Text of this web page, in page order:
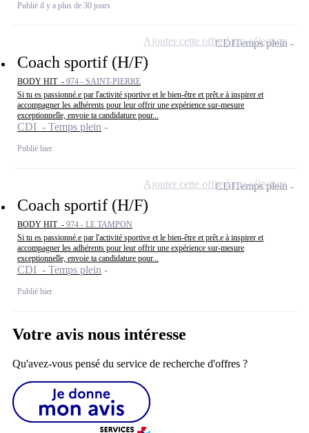
Publié il y a plus de 30 jours
Coach sportif (H/F)
BODY HIT - 974 - SAINT-PIERRE
Si tu es passionné.e par l'activité sportive et le bien-être et prêt.e à inspirer et
accompagner les adhérents pour leur offrir une expérience sur-mesure
exceptionnelle, envoie ta candidature pour...
CDI - Temps plein
Publié hier
CDITemps plein
Ajouter cette offre à ma sélection
Coach sportif (H/F)
BODY HIT - 974 - LE TAMPON
Si tu es passionné.e par l'activité sportive et le bien-être et prêt.e à inspirer et
accompagner les adhérents pour leur offrir une expérience sur-mesure
exceptionnelle, envoie ta candidature pour...
CDI - Temps plein
Publié hier
CDITemps plein
Ajouter cette offre à ma sélection
Votre avis nous intéresse
Qu'avez-vous pensé du service de recherche d'offres ?